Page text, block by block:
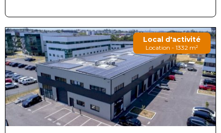
Local d'activité
Location - 1332 m²